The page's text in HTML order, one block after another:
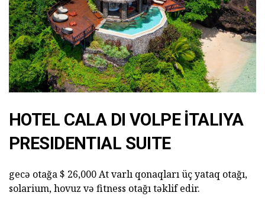
HOTEL CALA DI VOLPE İTALIYA
PRESIDENTIAL SUITE
gecə otağa $ 26,000 At varlı qonaqları üç yataq otağı,
solarium, hovuz və fitness otağı təklif edir.